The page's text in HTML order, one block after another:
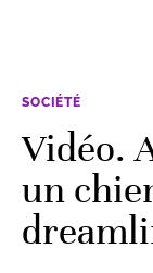
SOCIÉTÉ
Vidéo.
un